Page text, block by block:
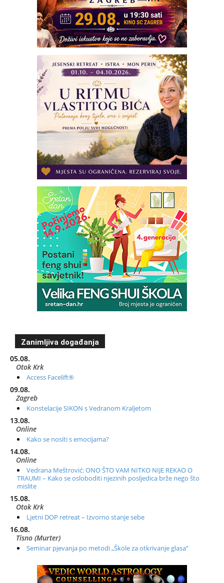
Zanimljiva događanja
05.08.
Otok Krk
Access Facelift®
09.08.
Zagreb
Konstelacije SIKON s Vedranom Kraljetom
13.08.
Online
Kako se nositi s emocijama?
14.08.
Online
Vedrana Meštrović: ONO ŠTO VAM NITKO NIJE REKAO O
TRAUMI – Kako se osloboditi njezinih posljedica brže nego što
mislite
15.08.
Otok Krk
Ljetni DOP retreat – Izvorno stanje sebe
16.08.
Tisno (Murter)
Seminar pjevanja po metodi „Škole za otkrivanje glasa“
Radionica: Pomagači iz drugih dimenzija Online – otvoreno za